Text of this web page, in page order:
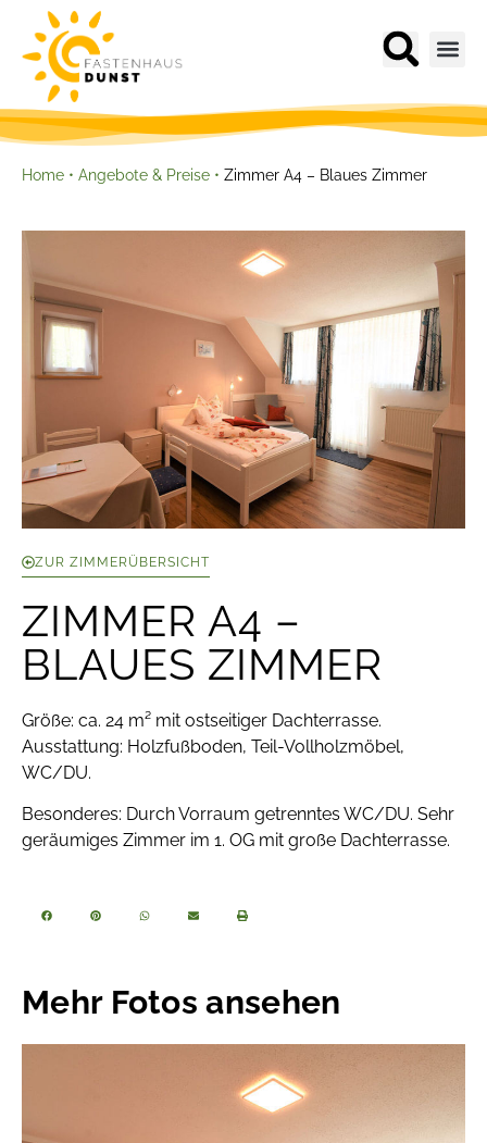
Home • Angebote & Preise • Zimmer A4 – Blaues Zimmer
ZUR ZIMMERÜBERSICHT
ZIMMER A4 –
BLAUES ZIMMER
Größe: ca. 24 m² mit ostseitiger Dachterrasse.
Ausstattung: Holzfußboden, Teil-Vollholzmöbel,
WC/DU.
Besonderes: Durch Vorraum getrenntes WC/DU. Sehr
geräumiges Zimmer im 1. OG mit große Dachterrasse.
Mehr Fotos ansehen